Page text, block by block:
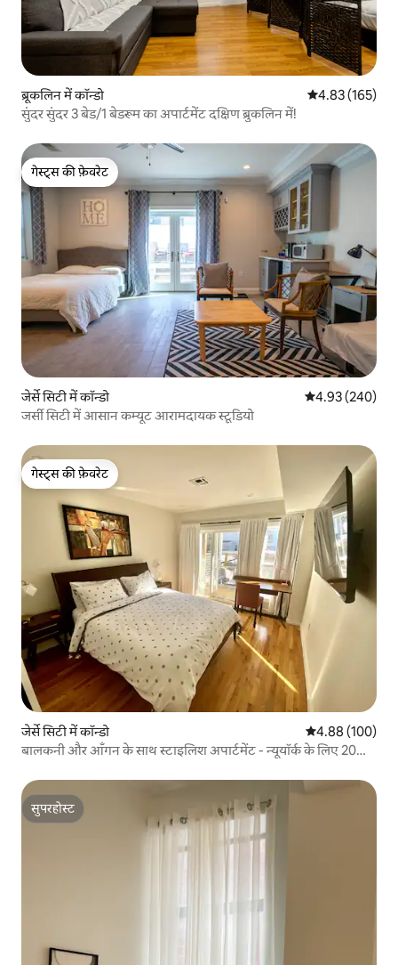
ब्रूकलिन में कॉन्डो औसत रेटिंग 5 में से
4.83 (165)
सुंदर सुंदर 3 बेड/1 बेडरूम का अपार्टमेंट दक्षिण ब्रुकलिन में!
गेस्ट्स की फ़ेवरेट
गेस्ट्स की फ़ेवरेट
जेर्से सिटी में कॉन्डो औसत रेटिंग 5 में से
4.93 (240)
जर्सी सिटी में आसान कम्यूट आरामदायक स्टूडियो
गेस्ट्स की फ़ेवरेट
गेस्ट्स की फ़ेवरेट
जेर्से सिटी में कॉन्डो औसत रेटिंग 5 में से
4.88 (100)
बालकनी और आँगन के साथ स्टाइलिश अपार्टमेंट - न्यूयॉर्क के लिए 20
सुपरहोस्ट
सुपरहोस्ट